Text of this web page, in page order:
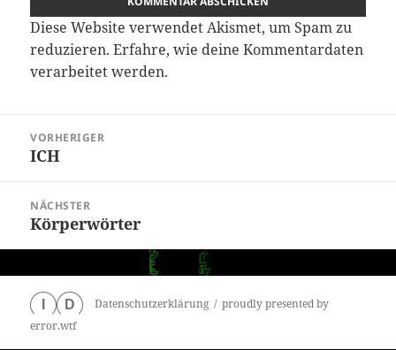
Diese Website verwendet Akismet, um Spam zu
reduzieren.Erfahre, wie deine Kommentardaten
verarbeitet werden.
VORHERIGER
Vorheriger
ICH
NÄCHSTER
Nächster
Beitrag:
Körperwörter
D Datenschutzerklärung
proudly presented by
error.wtf